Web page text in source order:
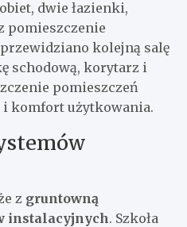
dwie łazienki,
pomieszczenie
kolejną salę
schodową, korytarz i
pomieszczeń
komfort użytkowania.
z gruntowną
instalacyjnych. Szkoła